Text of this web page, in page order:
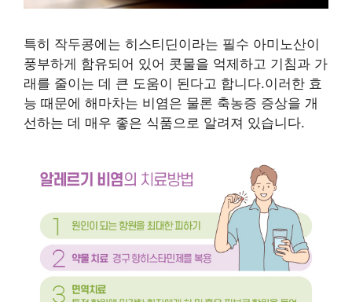
특히 작두콩에는 히스티딘이라는 필수 아미노산이
풍부하게 함유되어 있어 콧물을 억제하고 기침과 가
래를 줄이는 데 큰 도움이 된다고 합니다.이러한 효
능 때문에 해마차는 비염은 물론 축농증 증상을 개
선하는 데 매우 좋은 식품으로 알려져 있습니다.